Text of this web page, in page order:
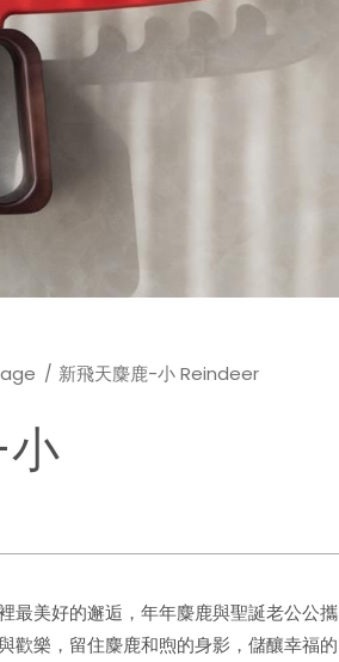
新飛天麋鹿-小 Reindeer
最美好的邂逅，年年麋鹿與聖誕老公公攜
歡樂，留住麋鹿和煦的身影，儲釀幸福的